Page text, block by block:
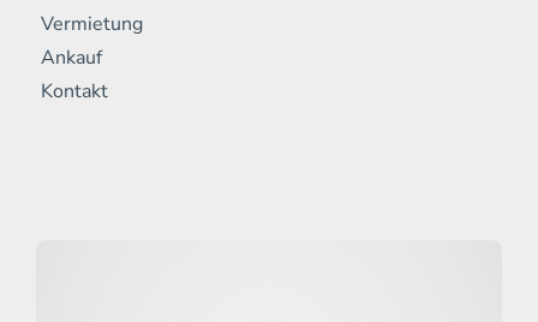
Vermietung
Ankauf
Kontakt